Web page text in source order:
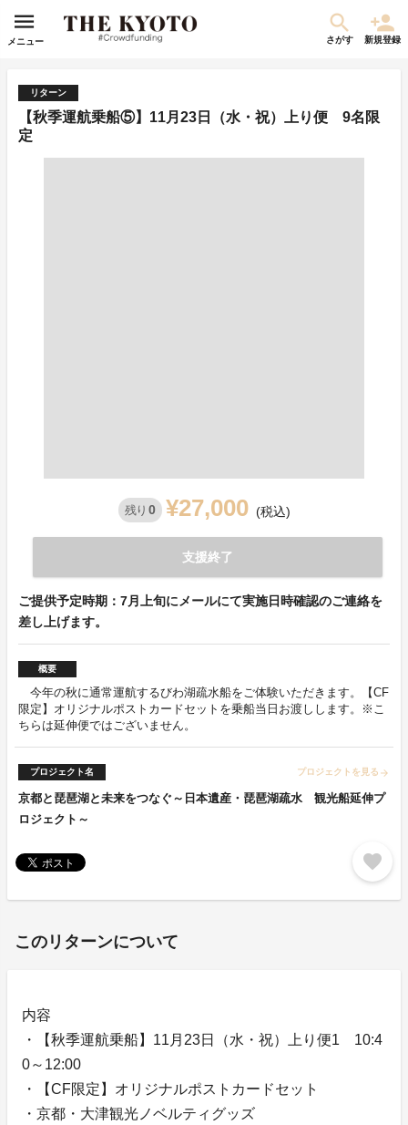
メニュー さがす 新規登録
リターン
【秋季運航乗船⑤】11月23日（水・祝）上り便 9名限
定
残り 0 ¥27,000 (税込)
支援終了
ご提供予定時期：7月上旬にメールにて実施日時確認のご連絡を
差し上げます。
概要
今年の秋に通常運航するびわ湖疏水船をご体験いただきます。【CF
限定】オリジナルポストカードセットを乗船当日お渡しします。※こ
ちらは延伸便ではございません。
プロジェクト名 プロジェクトを見る arrow_forward
京都と琵琶湖と未来をつなぐ～日本遺産・琵琶湖疏水 観光船延伸プ
ロジェクト～
favorite
このリターンについて
内容
・【秋季運航乗船】11月23日（水・祝）上り便1 10:4
0～12:00
・【CF限定】オリジナルポストカードセット
・京都・大津観光ノベルティグッズ